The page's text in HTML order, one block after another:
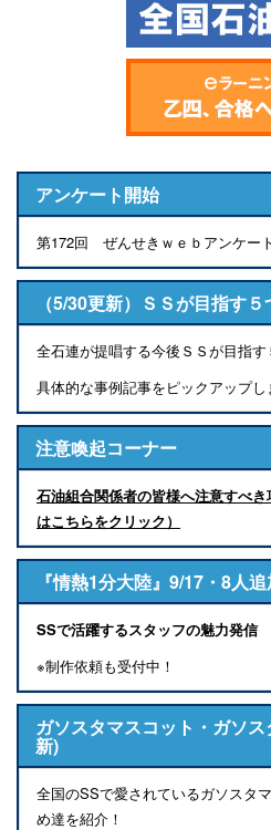
アンケート開始
第172回 ぜんせきｗｅｂアンケー
（5/30更新）ＳＳが目指す
全石連が提唱する今後ＳＳが目指
具体的な事例記事をピックアップ
注意喚起コーナー
石油組合関係者の皆様へ注意すべ
はこちらをクリック）
『情熱1分大陸』9/17・8人追
SSで活躍するスタッフの魅力発信
※制作依頼も受付中！
ガソスタマスコット・ガソ
新)
全国のSSで愛されているガソスタ
め達を紹介！